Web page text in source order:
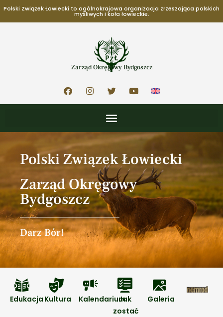
Polski Związek Łowiecki to ogólnokrajowa organizacja zrzeszająca polskich
myśliwych i koła łowieckie.
Zarząd Okręgowy Bydgoszcz
Polski Związek Łowiecki
Zarząd Okręgowy
Bydgoszcz
Darz Bór!
Edukacja Kultura KalendariumJak
zostać
Galeria